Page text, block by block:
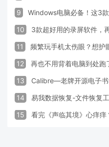
9 Windows电脑必备！这3
10 3款超好用的录屏软件，
11 频繁玩手机太伤眼？想护
12 再也不用背着电脑到处
13 Calibre—老牌开源电子
14 易我数据恢复-文件恢复
15 看完《声临其境》心痒痒